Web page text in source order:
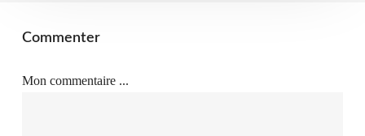
Commenter
Mon commentaire ...